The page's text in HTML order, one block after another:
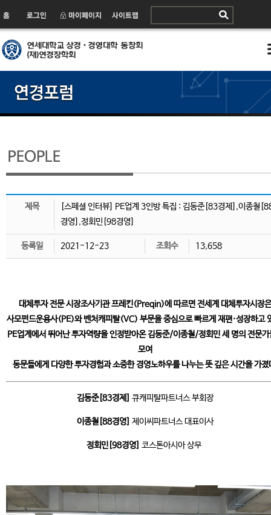
제목
[스페셜 인터뷰] PE업계 3인방 특집 : 김동준[83경제],이종철
경영],정회민[98경영]
등록일 2021-12-23 조회수 13,658
대체투자 전문 시장조사기관 프레킨(Preqin)에 따르면 전세계 대체투자시장은
사모펀드운용사(PE)와 벤처캐피탈(VC) 부문을 중심으로 빠르게 재편·성장하고
PE업계에서 뛰어난 투자역량을 인정받아온 김동준/이종철/정회민 세 명의 전문가
모여
동문들에게 다양한 투자경험과 소중한 경영노하우를 나누는 뜻 깊은 시간을 가졌
김동준[83경제] 큐캐피탈파트너스 부회장
이종철[88경영] 제이씨파트너스 대표이사
정회민[98경영] 코스톤아시아 상무